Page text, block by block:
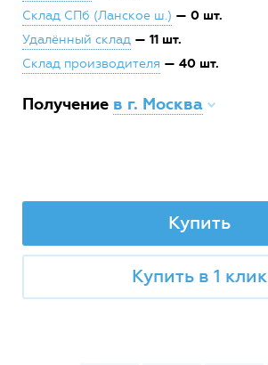
Склад СПб (Ланское ш.) — 0 шт.
Удалённый склад — 11 шт.
Склад производителя — 40 шт.
Получение в г. Москва
Купить
Купить в 1 клик